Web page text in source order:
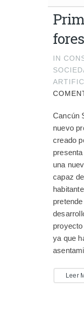
IN
Cancún
nuevo
creado
una
capaz
ya que
Leer